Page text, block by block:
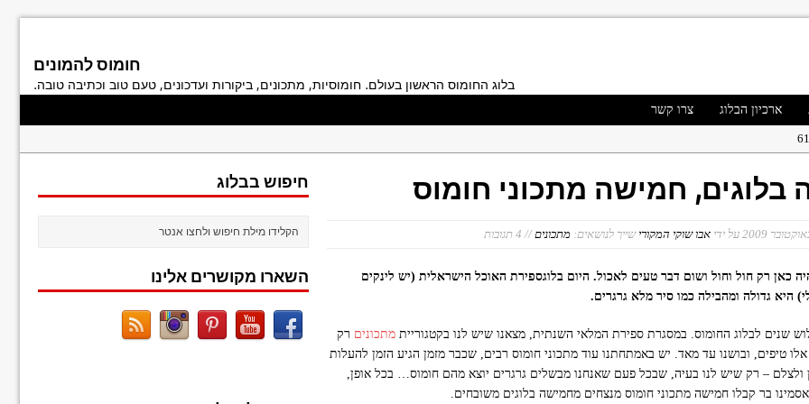
חומוס להמונים
בלוג החומוס הראשון בעולם. חומוסיות, מתכונים, ביקורות ועדכונים, טעם טוב וכתיבה טובה.
ארכיון הבלוג צרו קשר
בלוגים, חמישה מתכוני חומוס
על ידי אבו שוקי המקורי שייך לנושאים: מתכונים// 4 תגובות
כאן רק חול וחול ושום דבר טעים לאכול. היום בלוגספירת האוכל הישראלית (יש לינקים
היא גדולה ומהבילה כמו סיר מלא גרגרים.
שנים לבלוג החומוס. במסגרת ספירת המלאי השנתית, מצאנו שיש לנו בקטגוריית מתכונים רק
אלו טיפים, ובושנו עד מאד. יש באמתחתנו עוד מתכוני חומוס רבים, שכבר מזמן הגיע הזמן להעלות
ולצלם – רק שיש לנו בעיה, שבכל פעם שאנחנו מבשלים גרגרים יוצא מהם חומוס… בכל אופן,
בר קבלו חמישה מתכוני חומוס מנצחים מחמישה בלוגים משובחים.
חיפוש בבלוג
השארו מקושרים אלינו